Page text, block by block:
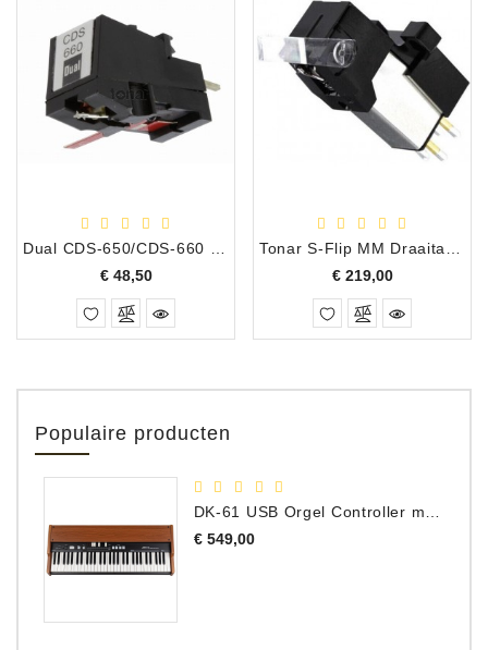
€ 48,50Prijs
€ 219,00Prijs
Populaire producten
€ 549,00Prijs